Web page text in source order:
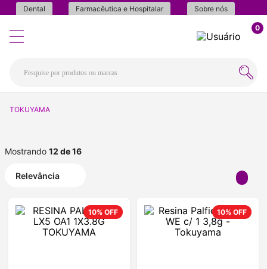
Dental Farmacêutica e Hospitalar Sobre nós
0
TOKUYAMA
Mostrando 12 de 16
Relevância
10% OFF 10% OFF